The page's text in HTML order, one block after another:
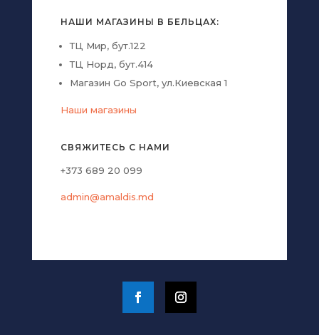
НАШИ МАГАЗИНЫ В БЕЛЬЦАХ:
ТЦ Мир, бут.122
ТЦ Норд, бут.414
Магазин Go Sport, ул.Киевская 1
Наши магазины
СВЯЖИТЕСЬ С НАМИ
+373 689 20 099
admin@amaldis.md